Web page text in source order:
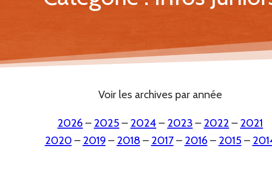
Voir les archives par année
2026 – 2025 – 2024 – 2023 – 2022 – 2021
2020 – 2019 – 2018 – 2017– 2016 – 2015 –